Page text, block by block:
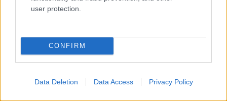
user protection.
CONFIRM
Data Deletion Data Access Privacy Policy